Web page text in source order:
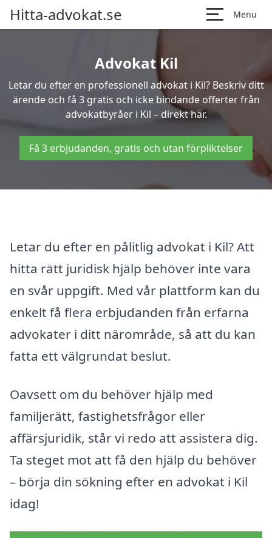
Hitta-advokat.se Menu
Advokat Kil
Letar du efter en professionell advokat i Kil? Beskriv ditt
ärende och få 3 gratis och icke bindande offerter från
advokatbyråer i Kil – direkt här.
Få 3 erbjudanden, gratis och utan förpliktelser
Letar du efter en pålitlig advokat i Kil? Att
hitta rätt juridisk hjälp behöver inte vara
en svår uppgift. Med vår plattform kan du
enkelt få flera erbjudanden från erfarna
advokater i ditt närområde, så att du kan
fatta ett välgrundat beslut.
Oavsett om du behöver hjälp med
familjerätt, fastighetsfrågor eller
affärsjuridik, står vi redo att assistera dig.
Ta steget mot att få den hjälp du behöver
– börja din sökning efter en advokat i Kil
idag!